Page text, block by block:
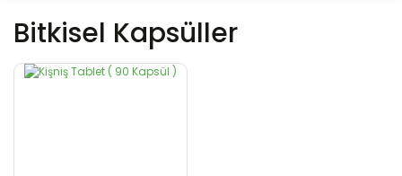
Bitkisel Kapsüller